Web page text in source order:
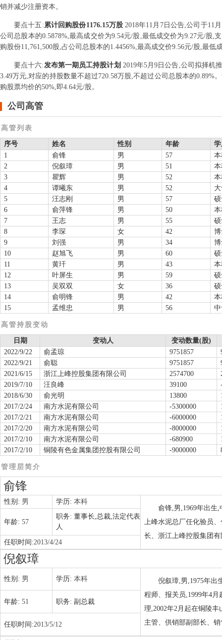
销并减少注册资本。
要点十五 :累计回购股份1176.15万股2018年11月7日公告,公司于11
公司总股本的0.5878%,最高成交价为9.54元/股,最低成交价为9.27元/股,
购股份11,761,500股,占公司总股本的1.4456%,最高成交价9.56元/股,最
要点十六:发布第一期员工持股计划 2019年5月9日公告,公司拟择机
3.49万元,对应的持股数量不超过720.58万股,不超过公司总股本的
购股票均价的50%,即4.64元/股。
公司高管
高管列表
序号 姓名 性别 年龄
1
俞锋 男 57
2
倪叙璋 男 51
3
瞿辉 男 52
4
谭曦东 男 52
5
汪志刚 男 57
6
俞萍锋 男 50
7
王志 男 55
8
李琛 女 42
9
刘强 男 34
10
赵旭飞 男 60
11
黄玕 男 43
12
叶屏生 男 59
13
吴双双 女 36
14
俞明锋 男 42
15
孟维忠 男 56
高管持股变动
日期 变动人
变动数量(股)
2022/9/22
俞孟琼 9751857
2022/9/21
俞聪 9751857
2021/6/15
浙江上峰控股集团有限公司 2574700
2019/7/10
汪良峰 39100
2018/6/30
俞光明 13800
2017/2/24
南方水泥有限公司 -5300000
2017/2/21
南方水泥有限公司 -6000000
2017/2/20
南方水泥有限公司 -8000000
2017/2/10
南方水泥有限公司 -680900
2017/2/10
铜陵有色金属集团控股有限公司 -9000000
管理层简介
俞锋
性别: 男 学历: 本科
俞锋,男,1969年出生
上峰水泥总厂任化验员
长、浙江上峰控股集团
年龄: 57
职务: 董事长,总裁,法定代表
人
任职时间:2013/4/24
倪叙璋
性别: 男 学历: 本科
倪叙璋,男,1975年出
程师、报关员,1999年4
理,2002年2月起在铜陵
主管、供销部副部长、
年龄: 51 职务: 副总裁
任职时间:2013/5/12